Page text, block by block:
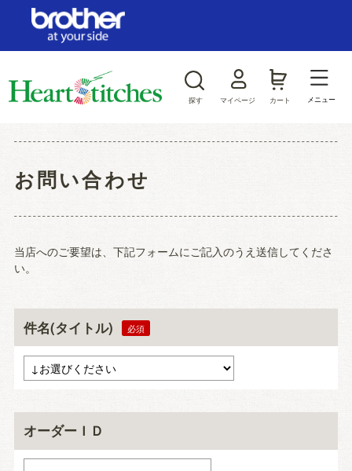
探す マイページ カート メニュー
お問い合わせ
当店へのご要望は、下記フォームにご記入のうえ送信してくださ
い。
件名(タイトル)
オーダーＩＤ
ログイン/新規会員登録
ジャンルから探す